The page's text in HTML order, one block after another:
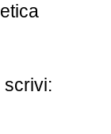
scrivi: